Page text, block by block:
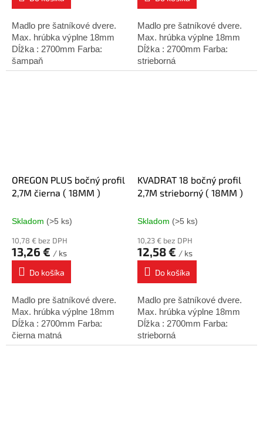
Madlo pre šatníkové dvere.
Max. hrúbka výplne 18mm
Dĺžka : 2700mm Farba:
šampaň
Madlo pre šatníkové dvere.
Max. hrúbka výplne 18mm
Dĺžka : 2700mm Farba:
strieborná
OREGON PLUS bočný profil
2,7M čierna ( 18MM )
Skladom (>5 ks)
10,78 € bez DPH
13,26 € / ks
Do košíka
Madlo pre šatníkové dvere.
Max. hrúbka výplne 18mm
Dĺžka : 2700mm Farba:
čierna matná
KVADRAT 18 bočný profil
2,7M strieborný ( 18MM )
Skladom (>5 ks)
10,23 € bez DPH
12,58 € / ks
Do košíka
Madlo pre šatníkové dvere.
Max. hrúbka výplne 18mm
Dĺžka : 2700mm Farba:
strieborná